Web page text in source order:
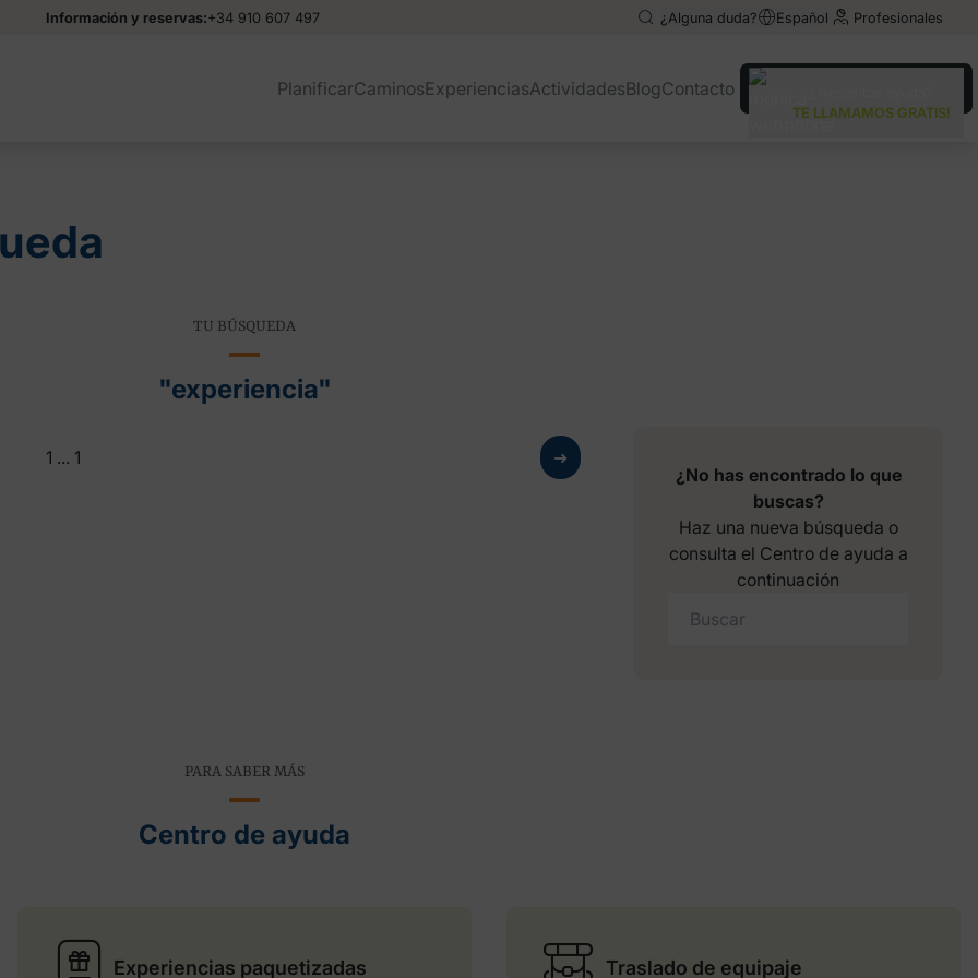
Información y reservas:+34 910 607 497 ¿Alguna duda? Español
English
English
Profesionales
PlanificarCaminosExperienciasActividadesBlogContacto
TE LLAMAMOS GRATIS!
TU BÚSQUEDA
"experiencia"
1 ... 1
➜
¿No has encontrado lo que
buscas?
Haz una nueva búsqueda o
consulta el Centro de ayuda a
continuación
PARA SABER MÁS
Centro de ayuda
Experiencias paquetizadas Traslado de equipaje